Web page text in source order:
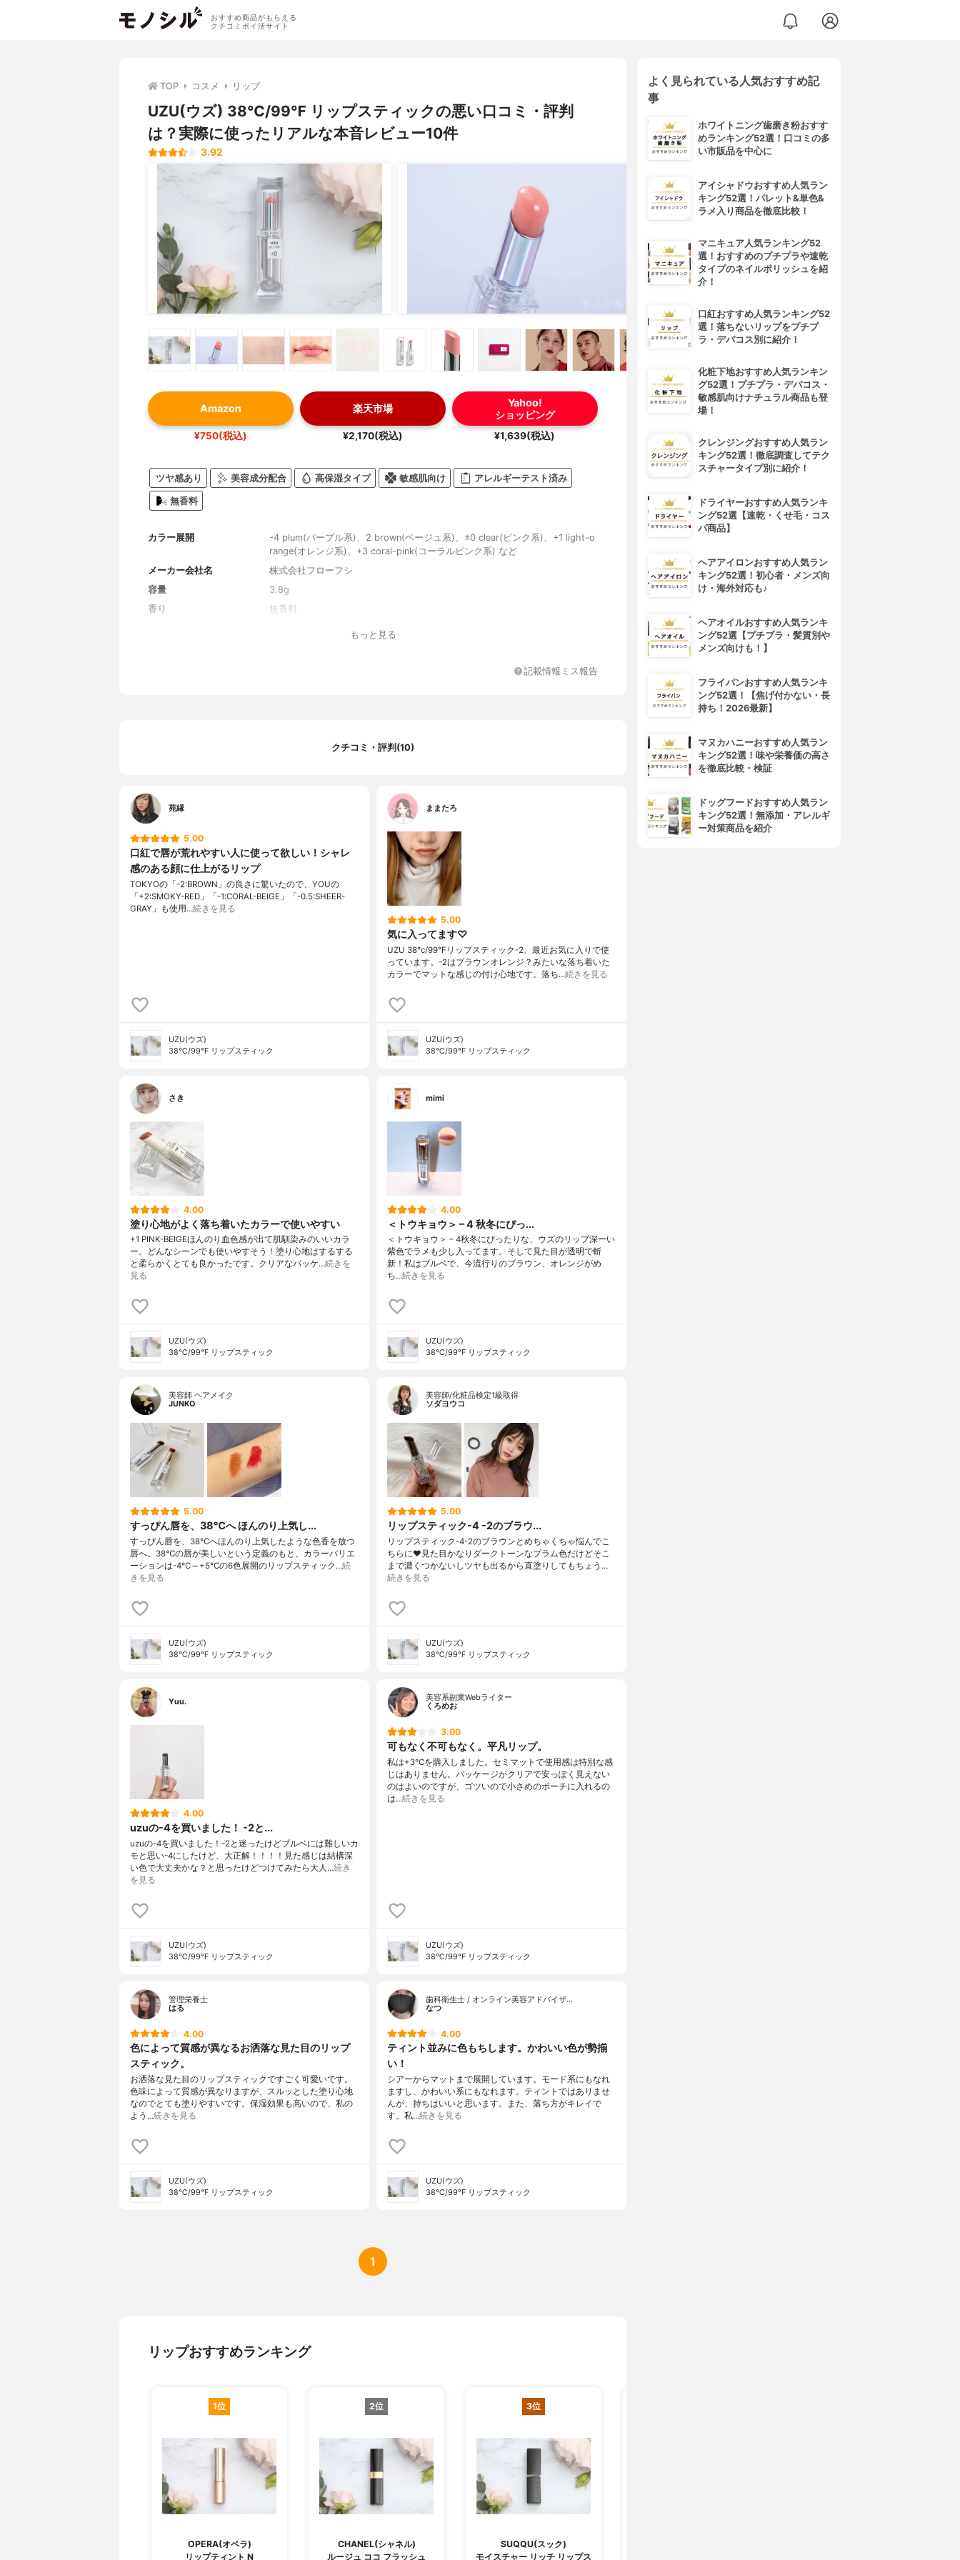
おすすめ商品がもらえる
クチコミポイ活サイト
TOP コスメ リップ
UZU(ウズ) 38℃/99℉ リップスティックの悪い口コミ・評判
は？実際に使ったリアルな本音レビュー10件
3.92
Amazon
¥750(税込)
楽天市場
¥2,170(税込)
Yahoo!
ショッピング
¥1,639(税込)
ツヤ感あり 美容成分配合 高保湿タイプ 敏感肌向け アレルギーテスト済み
無香料
カラー展開
-4 plum(パープル系)、2 brown(ベージュ系)、±0 clear(ピンク系)、+1 light-o
range(オレンジ系)、+3 coral-pink(コーラルピンク系) など
メーカー会社名
株式会社フローフシ
容量
3.8g
香り
無香料
もっと見る
記載情報ミス報告
クチコミ・評判(10)
苑縁
5.00
口紅で唇が荒れやすい人に使って欲しい！シャレ
感のある顔に仕上がるリップ
TOKYOの「-2:BROWN」の良さに驚いたので、YOUの
「+2:SMOKY-RED」「-1:CORAL-BEIGE」「-0.5:SHEER-
GRAY」も使用…続きを見る
UZU(ウズ)
38℃/99℉ リップスティック
ままたろ
5.00
気に入ってます♡
UZU 38°c/99°Fリップスティック-2、最近お気に入りで使
っています。-2はブラウンオレンジ？みたいな落ち着いた
カラーでマットな感じの付け心地です。落ち…続きを見る
UZU(ウズ)
38℃/99℉ リップスティック
さき
4.00
塗り心地がよく落ち着いたカラーで使いやすい
+1 PINK-BEIGEほんのり血色感が出て肌馴染みのいいカラ
ー。どんなシーンでも使いやすそう！塗り心地はするする
と柔らかくとても良かったです。クリアなパッケ…続きを
見る
UZU(ウズ)
38℃/99℉ リップスティック
mimi
4.00
＜トウキョウ＞ – 4 秋冬にぴっ...
＜トウキョウ＞ – 4秋冬にぴったりな、ウズのリップ深ーい
紫色でラメも少し入ってます。そして見た目が透明で斬
新！私はブルベで、今流行りのブラウン、オレンジがめ
ち…続きを見る
UZU(ウズ)
38℃/99℉ リップスティック
美容師 ヘアメイク
JUNKO
5.00
すっぴん唇を、38℃へ ほんのり上気し...
すっぴん唇を、38℃へほんのり上気したような色香を放つ
唇へ。38℃の唇が美しいという定義のもと、カラーバリエ
ーションは-4℃～+5℃の6色展開のリップスティック…続
きを見る
UZU(ウズ)
38℃/99℉ リップスティック
美容師/化粧品検定1級取得
ソダヨウコ
5.00
リップスティック-4 -2のブラウ...
リップスティック-4-2のブラウンとめちゃくちゃ悩んでこ
ちらに❤︎見た目かなりダークトーンなプラム色だけどそこ
まで濃くつかないしツヤも出るから直塗りしてもちょう…
続きを見る
UZU(ウズ)
38℃/99℉ リップスティック
Yuu.
4.00
uzuの-4を買いました！ -2と...
uzuの-4を買いました！-2と迷ったけどブルベには難しいカ
モと思い-4にしたけど、大正解！！！！見た感じは結構深
い色で大丈夫かな？と思ったけどつけてみたら大人…続き
を見る
UZU(ウズ)
38℃/99℉ リップスティック
美容系副業Webライター
くろめお
3.00
可もなく不可もなく。平凡リップ。
私は+3℃を購入しました。セミマットで使用感は特別な感
じはありません。パッケージがクリアで安っぽく見えない
のはよいのですが、ゴツいので小さめのポーチに入れるの
は…続きを見る
UZU(ウズ)
38℃/99℉ リップスティック
管理栄養士
はる
4.00
色によって質感が異なるお洒落な見た目のリップ
スティック。
お洒落な見た目のリップスティックですごく可愛いです。
色味によって質感が異なりますが、スルッとした塗り心地
なのでとても塗りやすいです。保湿効果も高いので、私の
よう…続きを見る
UZU(ウズ)
38℃/99℉ リップスティック
歯科衛生士 / オンライン美容アドバイザ…
なつ
4.00
ティント並みに色もちします。かわいい色が勢揃
い！
シアーからマットまで展開しています。モード系にもなれ
ますし、かわいい系にもなれます。ティントではありませ
んが、持ちはいいと思います。また、落ち方がキレイで
す。私…続きを見る
UZU(ウズ)
38℃/99℉ リップスティック
1
リップおすすめランキング
1位
OPERA(オペラ)
リップティント N
2位
CHANEL(シャネル)
ルージュ ココ フラッシュ
3位
SUQQU(スック)
モイスチャー リッチ リップス
よく見られている人気おすすめ記
事
ホワイトニング歯磨き粉おすす
めランキング52選！口コミの多
い市販品を中心に
アイシャドウおすすめ人気ラン
キング52選！パレット&単色&
ラメ入り商品を徹底比較！
マニキュア人気ランキング52
選！おすすめのプチプラや速乾
タイプのネイルポリッシュを紹
介！
口紅おすすめ人気ランキング52
選！落ちないリップをプチプ
ラ・デパコス別に紹介！
化粧下地おすすめ人気ランキン
グ52選！プチプラ・デパコス・
敏感肌向けナチュラル商品も登
場！
クレンジングおすすめ人気ラン
キング52選！徹底調査してテク
スチャータイプ別に紹介！
ドライヤーおすすめ人気ランキ
ング52選【速乾・くせ毛・コス
パ商品】
ヘアアイロンおすすめ人気ラン
キング52選！初心者・メンズ向
け・海外対応も♪
ヘアオイルおすすめ人気ランキ
ング52選【プチプラ・髪質別や
メンズ向けも！】
フライパンおすすめ人気ランキ
ング52選！【焦げ付かない・長
持ち！2026最新】
マヌカハニーおすすめ人気ラン
キング52選！味や栄養価の高さ
を徹底比較・検証
ドッグフードおすすめ人気ラン
キング52選！無添加・アレルギ
ー対策商品を紹介